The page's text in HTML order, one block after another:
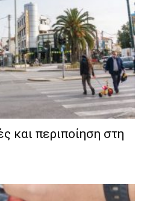
και περιποίηση στη